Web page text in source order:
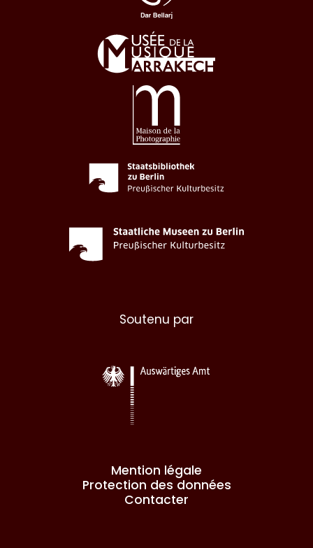
Soutenu par
Mention légale
Protection des données
Contacter